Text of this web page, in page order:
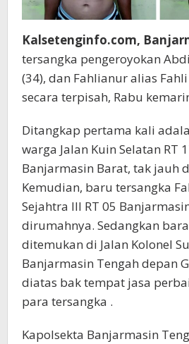
Kalsetenginfo.com,
tersangka pengeroyokan
(34), dan Fahlianur alias
secara terpisah, Rabu
Ditangkap pertama kali
warga Jalan Kuin Selatan RT
Banjarmasin Barat, tak jauh
Kemudian, baru tersangka
Sejahtra III RT 05
dirumahnya. Sedangkan
ditemukan di Jalan Kolonel
Banjarmasin Tengah depan
diatas bak tempat jasa
para tersangka .
Kapolsekta Banjarmasin